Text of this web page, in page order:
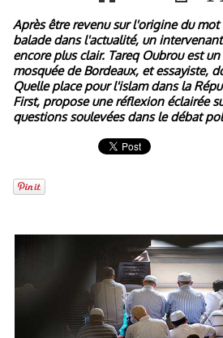
Après être revenu sur l'origine du mot
balade dans l'actualité, un
encore plus clair. Tareq Oubrou est
mosquée de Bordeaux, et essayiste,
Quelle place pour l'islam dans la
First, propose une réflexion éclairée
questions soulevées dans le débat